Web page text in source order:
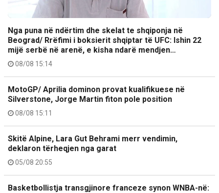
Nga puna në ndërtim dhe skelat te shqiponja në
Beograd/ Rrëfimi i boksierit shqiptar të UFC: Ishin 22
mijë serbë në arenë, e kisha ndarë mendjen…
08/08 15:14
MotoGP/ Aprilia dominon provat kualifikuese në
Silverstone, Jorge Martin fiton pole position
08/08 15:11
Skitë Alpine, Lara Gut Behrami merr vendimin,
deklaron tërheqjen nga garat
05/08 20:55
Basketbollistja transgjinore franceze synon WNBA-në: